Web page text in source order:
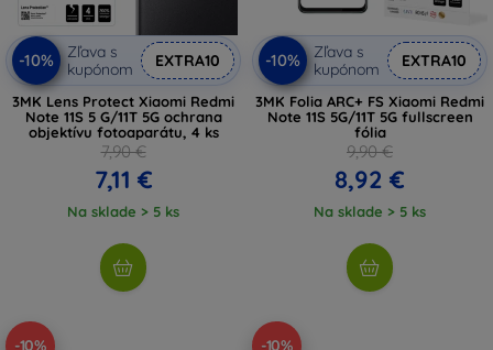
-10%
Zľava s
kupónom
EXTRA10
3MK Lens Protect Xiaomi Redmi
Note 11S 5 G/11T 5G ochrana
objektívu fotoaparátu, 4 ks
7,90 €
7,11 €
Na sklade > 5 ks
-10%
Zľava s
kupónom
EXTRA10
3MK Folia ARC+ FS Xiaomi Redmi
Note 11S 5G/11T 5G fullscreen
fólia
9,90 €
8,92 €
Na sklade > 5 ks
-10% -10%